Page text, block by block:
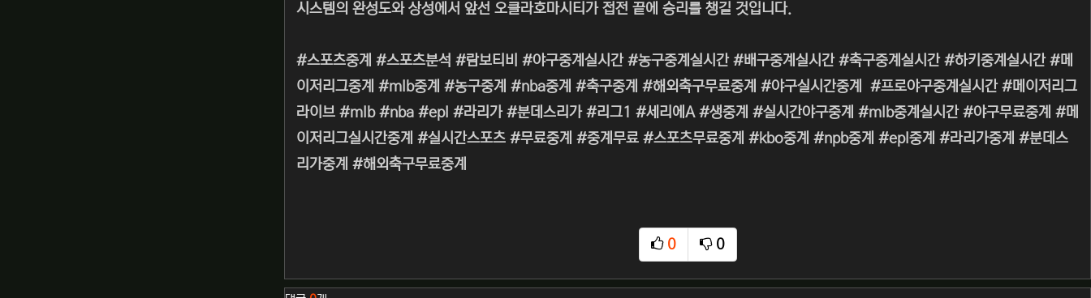
시스템의 완성도와 상성에서 앞선 오클라호마시티가 접전 끝에 승리를 챙길 것입니다.
#스포츠중계 #스포츠분석 #람보티비 #야구중계실시간 #농구중계실시간 #배구중계실시간 #축구중계실시간 #하키중계실시간 #메
이저리그중계 #mlb중계 #농구중계 #nba중계 #축구중계 #해외축구무료중계 #야구실시간중계 #프로야구중계실시간 #메이저리그
라이브 #mlb #nba #epl #라리가 #분데스리가 #리그1 #세리에A #생중계 #실시간야구중계 #mlb중계실시간 #야구무료중계 #메
이저리그실시간중계 #실시간스포츠 #무료중계 #중계무료 #스포츠무료중계 #kbo중계 #npb중계 #epl중계 #라리가중계 #분데스
리가중계 #해외축구무료중계
0
추천
0
비추천
관련자료